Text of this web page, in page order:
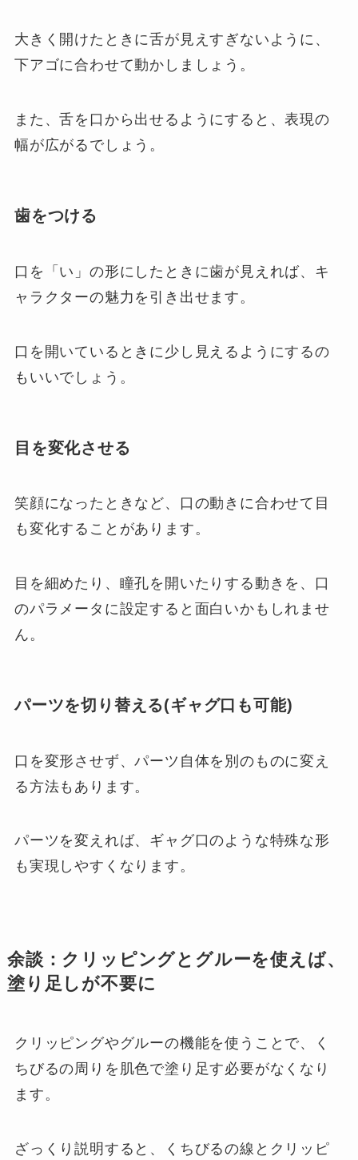
大きく開けたときに舌が見えすぎないように、
下アゴに合わせて動かしましょう。
また、舌を口から出せるようにすると、表現の
幅が広がるでしょう。
歯をつける
口を「い」の形にしたときに歯が見えれば、キ
ャラクターの魅力を引き出せます。
口を開いているときに少し見えるようにするの
もいいでしょう。
目を変化させる
笑顔になったときなど、口の動きに合わせて目
も変化することがあります。
目を細めたり、瞳孔を開いたりする動きを、口
のパラメータに設定すると面白いかもしれませ
ん。
パーツを切り替える(ギャグ口も可能)
口を変形させず、パーツ自体を別のものに変え
る方法もあります。
パーツを変えれば、ギャグ口のような特殊な形
も実現しやすくなります。
余談：クリッピングとグルーを使えば、
塗り足しが不要に
クリッピングやグルーの機能を使うことで、く
ちびるの周りを肌色で塗り足す必要がなくなり
ます。
ざっくり説明すると、くちびるの線とクリッピ